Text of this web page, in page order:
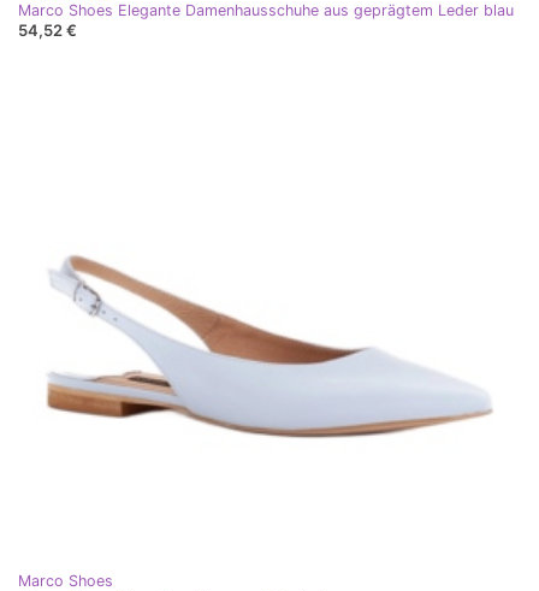
Marco Shoes Elegante Damenhausschuhe aus geprägtem Leder blau
54,52 €
Marco Shoes